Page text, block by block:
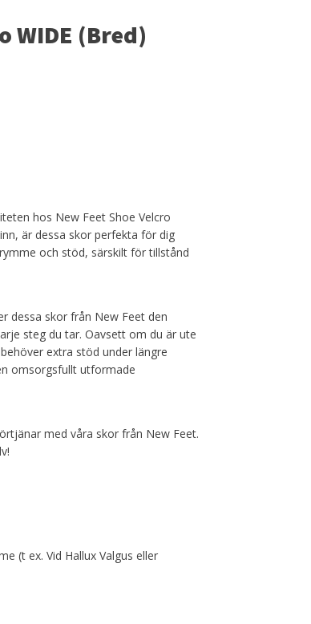
WIDE (Bred)
hos New Feet Shoe Velcro
är dessa skor perfekta för dig
och stöd, särskilt för tillstånd
dessa skor från New Feet den
steg du tar. Oavsett om du är ute
extra stöd under längre
omsorgsfullt utformade
med våra skor från New Feet.
(t ex. Vid Hallux Valgus eller